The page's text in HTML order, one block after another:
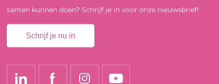
samen kunnen doen? Schrijf je in voor onze nieuwsbrief!
Schrijf je nu in